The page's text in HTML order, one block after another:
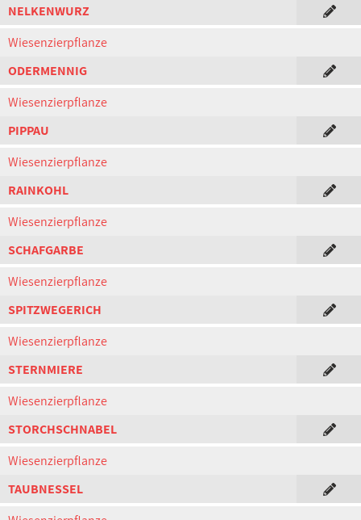
NELKENWURZ
Wiesenzierpflanze
ODERMENNIG
Wiesenzierpflanze
PIPPAU
Wiesenzierpflanze
RAINKOHL
Wiesenzierpflanze
SCHAFGARBE
Wiesenzierpflanze
SPITZWEGERICH
Wiesenzierpflanze
STERNMIERE
Wiesenzierpflanze
STORCHSCHNABEL
Wiesenzierpflanze
TAUBNESSEL